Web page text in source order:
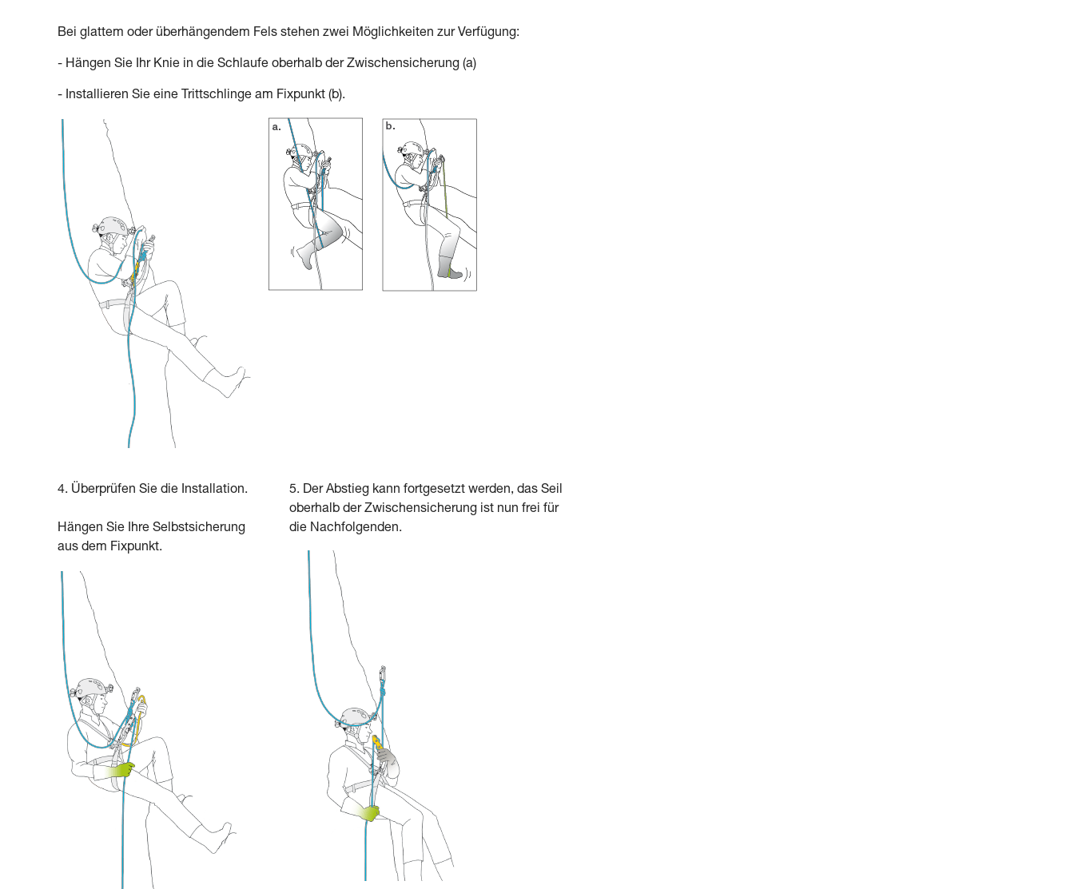
Bei glattem oder überhängendem Fels stehen zwei Möglichkeiten zur Verfügung:
- Hängen Sie Ihr Knie in die Schlaufe oberhalb der Zwischensicherung (a)
- Installieren Sie eine Trittschlinge am Fixpunkt (b).
4. Überprüfen Sie die Installation.
Hängen Sie Ihre Selbstsicherung
aus dem Fixpunkt.
5. Der Abstieg kann fortgesetzt werden, das Seil
oberhalb der Zwischensicherung ist nun frei für
die Nachfolgenden.